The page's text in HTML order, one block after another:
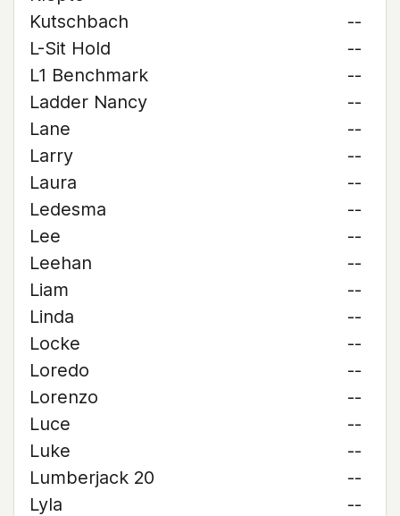
Kutschbach
--
L-Sit Hold
--
L1 Benchmark
--
Ladder Nancy
--
Lane
--
Larry
--
Laura
--
Ledesma
--
Lee
--
Leehan
--
Liam
--
Linda
--
Locke
--
Loredo
--
Lorenzo
--
Luce
--
Luke
--
Lumberjack 20
--
Lyla
--